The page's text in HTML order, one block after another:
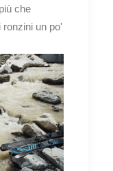
che
ronzini un po'